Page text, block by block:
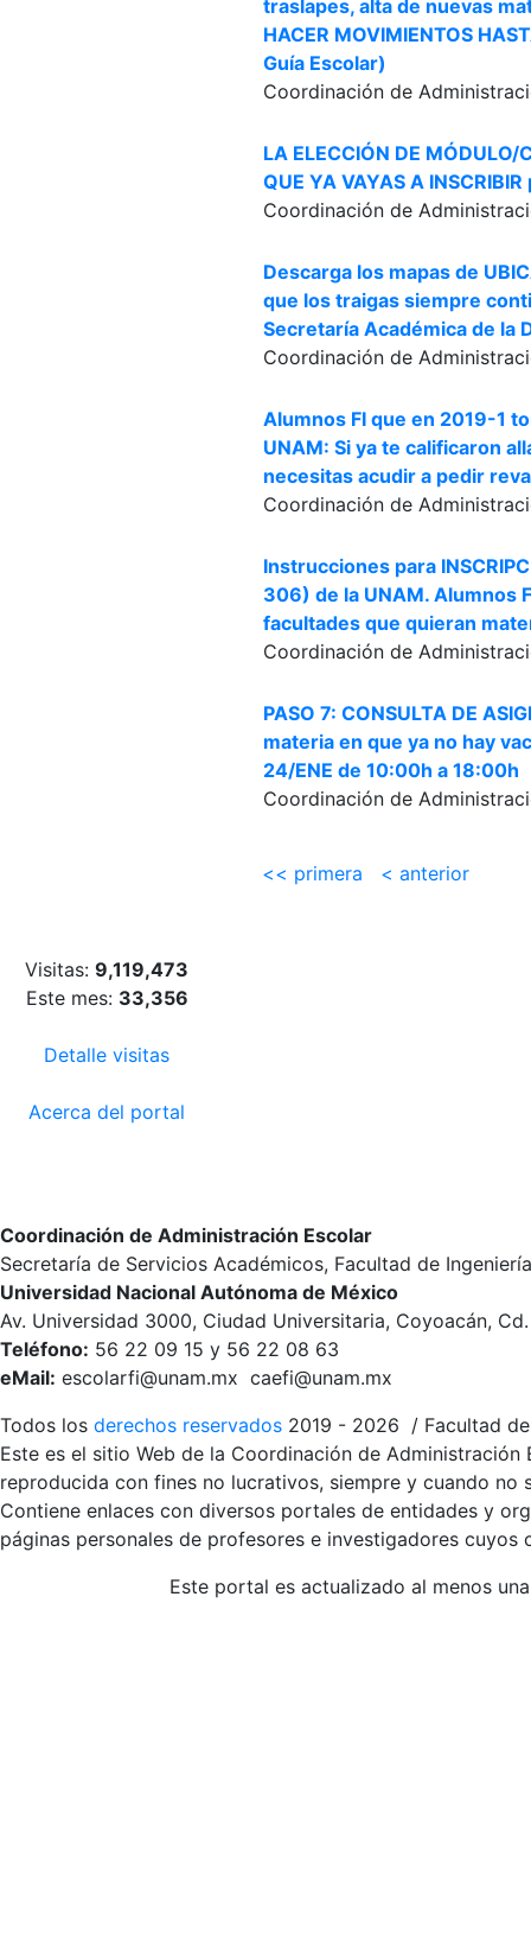
traslapes, alta de nuevas
HACER MOVIMIENTOS
Guía Escolar)
Coordinación de
LA ELECCIÓN DE
QUE YA VAYAS A
Coordinación de
Descarga los mapas de
que los traigas siempre
Secretaría Académica de la
Coordinación de
Alumnos FI que en 2019-1
UNAM: Si ya te calificaron
necesitas acudir a pedir
Coordinación de
Instrucciones para
306) de la UNAM. Alumnos
facultades que quieran
Coordinación de
PASO 7: CONSULTA DE
materia en que ya no hay
24/ENE de 10:00h a 18:00h
Coordinación de
<< primera < anterior
Visitas: 9,119,473
Este mes: 33,356
Detalle visitas
Acerca del portal
Coordinación de Administración Escolar
Secretaría de Servicios Académicos, Facultad de Ingeniería
Universidad Nacional Autónoma de México
Av. Universidad 3000, Ciudad Universitaria, Coyoacán,
Teléfono: 56 22 09 15 y 56 22 08 63
eMail: escolarfi@unam.mx caefi@unam.mx
Todos los derechos reservados 2019 - 2026 / Facultad
Este es el sitio Web de la Coordinación de
reproducida con fines no lucrativos, siempre y cuando
Contiene enlaces con diversos portales de entidades y
páginas personales de profesores e investigadores
Este portal es actualizado al menos